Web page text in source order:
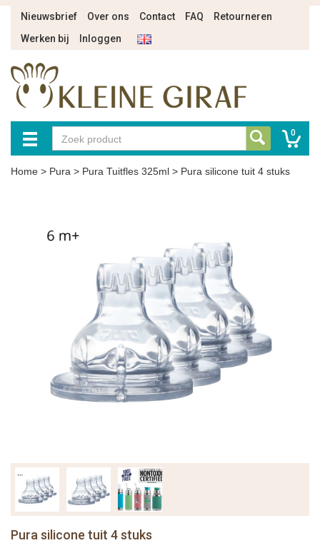
Nieuwsbrief Over ons Contact FAQ
Retourneren
Werken bij
Inloggen
0
Home > Pura > Pura Tuitfles 325ml > Pura silicone tuit 4 stuks
Pura silicone tuit 4 stuks